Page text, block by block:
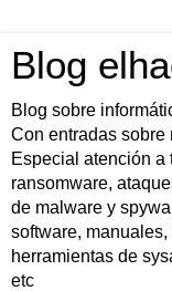
Blog
Blog sobre
Con entradas sobre
Especial atención a
ransomware,
de malware y
software,
herramientas de
etc